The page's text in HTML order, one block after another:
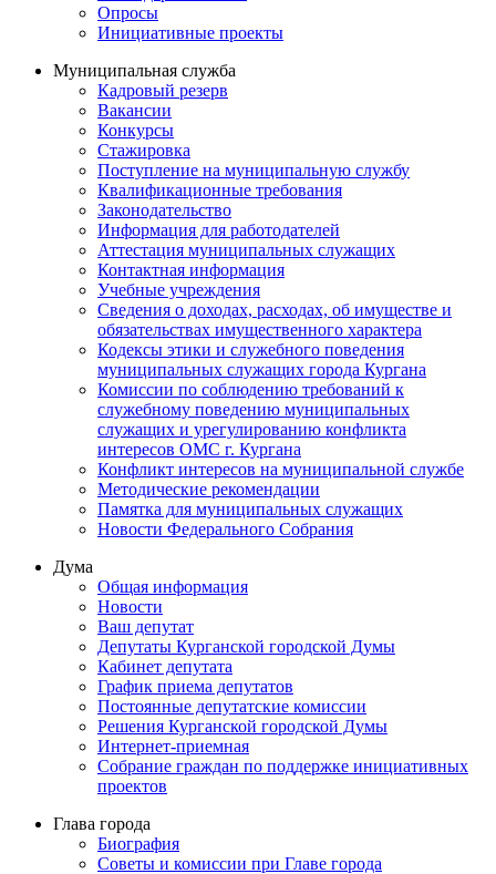
Опросы
Инициативные проекты
Муниципальная служба
Кадровый резерв
Вакансии
Конкурсы
Стажировка
Поступление на муниципальную службу
Квалификационные требования
Законодательство
Информация для работодателей
Аттестация муниципальных служащих
Контактная информация
Учебные учреждения
Сведения о доходах, расходах, об имуществе и
обязательствах имущественного характера
Кодексы этики и служебного поведения
муниципальных служащих города Кургана
Комиссии по соблюдению требований к
служебному поведению муниципальных
служащих и урегулированию конфликта
интересов ОМС г. Кургана
Конфликт интересов на муниципальной службе
Методические рекомендации
Памятка для муниципальных служащих
Новости Федерального Cобрания
Дума
Общая информация
Новости
Ваш депутат
Депутаты Курганской городской Думы
Кабинет депутата
График приема депутатов
Постоянные депутатские комиссии
Решения Курганской городской Думы
Интернет-приемная
Собрание граждан по поддержке инициативных
проектов
Глава города
Биография
Советы и комиссии при Главе города